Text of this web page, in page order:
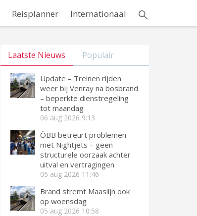
Reisplanner Internationaal
Laatste Nieuws Populair
Update – Treinen rijden
weer bij Venray na bosbrand
– beperkte dienstregeling
tot maandag
06 aug 2026 9:13
ÖBB betreurt problemen
met Nightjets – geen
structurele oorzaak achter
uitval en vertragingen
05 aug 2026 11:46
Brand stremt Maaslijn ook
op woensdag
05 aug 2026 10:58